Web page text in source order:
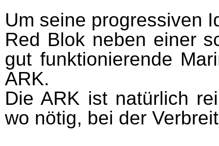
Um seine progressiven
Red Blok neben einer
gut funktionierende
ARK.
Die ARK ist natürlich
wo nötig, bei der